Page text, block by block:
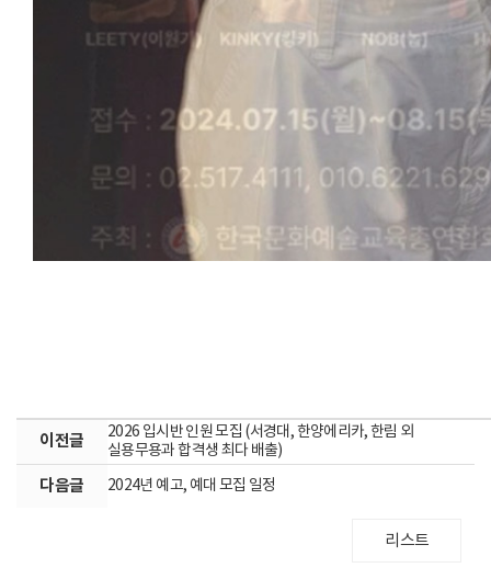
이전글
2026 입시반 인원 모집 (서경대, 한양에리카, 한림 외
실용무용과 합격생 최다 배출)
다음글 2024년 예고, 예대 모집 일정
리스트